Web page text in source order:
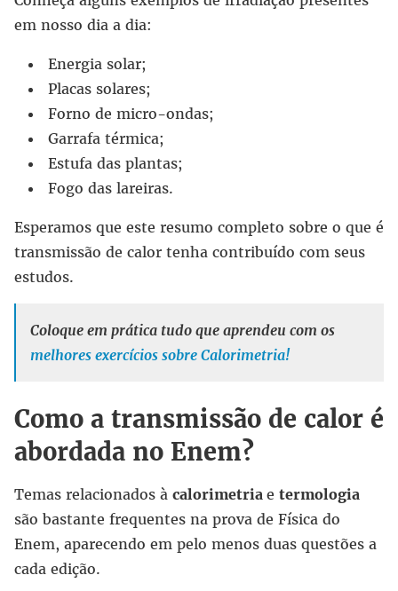
em nosso dia a dia:
Energia solar;
Placas solares;
Forno de micro-ondas;
Garrafa térmica;
Estufa das plantas;
Fogo das lareiras.
Esperamos que este resumo completo sobre o que é
transmissão de calor tenha contribuído com seus
estudos.
Coloque em prática tudo que aprendeu com os
melhores exercícios sobre Calorimetria!
Como a transmissão de calor é
abordada no Enem?
Temas relacionados à calorimetria e termologia
são bastante frequentes na prova de Física do
Enem, aparecendo em pelo menos duas questões a
cada edição.